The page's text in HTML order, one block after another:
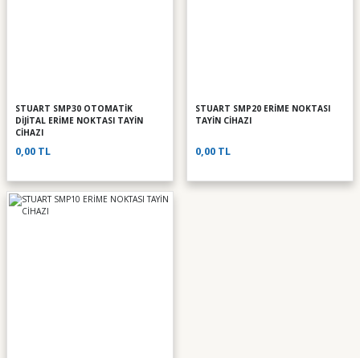
STUART SMP30 OTOMATİK
DİJİTAL ERİME NOKTASI TAYİN
CİHAZI
0,00 TL
STUART SMP20 ERİME NOKTASI
TAYİN CİHAZI
0,00 TL